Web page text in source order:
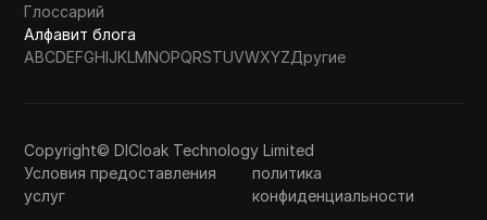
Глоссарий
Алфавит блога
ABCDEFGHIJKLMNOPQRSTUVWXYZДругие
Copyright© DICloak Technology Limited
Условия предоставления
услуг
политика
конфиденциальности